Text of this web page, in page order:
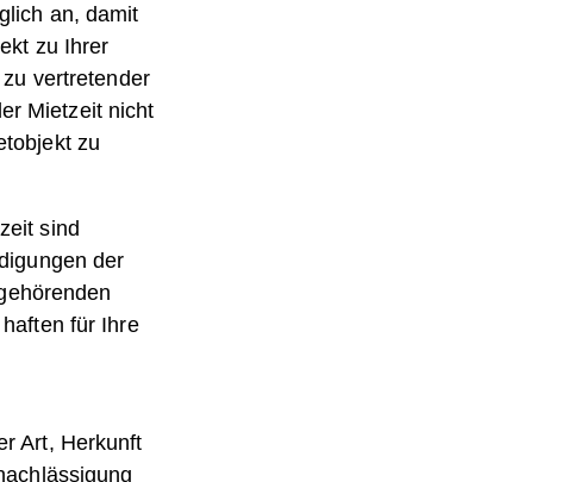
an, damit
zu Ihrer
vertretender
Mietzeit nicht
zu
sind
der
für Ihre
Art, Herkunft